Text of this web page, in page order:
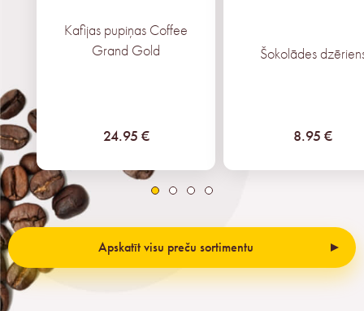
Kafijas pupiņas Coffee
Grand Gold
24.95 €
Šokolādes
8.95 €
Apskatīt visu preču sortimentu